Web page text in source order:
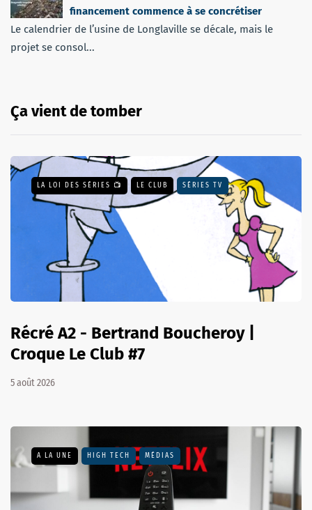
financement commence à se concrétiser
Le calendrier de l’usine de Longlaville se décale, mais le
projet se consol...
Ça vient de tomber
LA LOI DES SÉRIES 📺 LE CLUB SÉRIES TV
Récré A2 - Bertrand Boucheroy |
Croque Le Club #7
5 août 2026
A LA UNE HIGH TECH MÉDIAS